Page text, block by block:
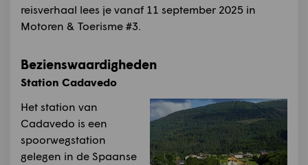
reisverhaal lees je vanaf 11 september 2025 in
Motoren & Toerisme #3.
Bezienswaardigheden
Station Cadavedo
Het station van
Cadavedo is een
spoorwegstation
gelegen in de Spaanse